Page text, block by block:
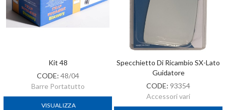
Kit 48
CODE: 48/04
Barre Portatutto
VISUALIZZA
Specchietto Di Ricambio SX-Lato
Guidatore
CODE: 93354
Accessori vari